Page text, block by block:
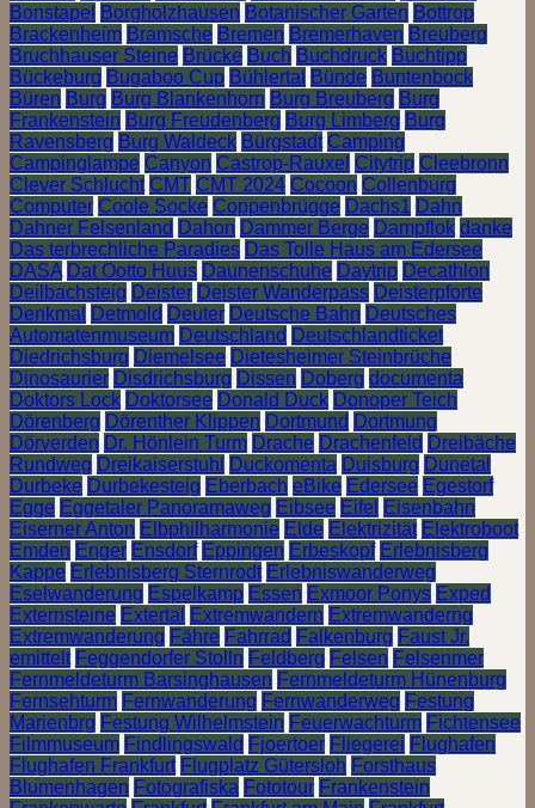
Bonstapel Borgholzhausen Botanischer Garten Bottrop
Brackenheim Bramsche Bremen Bremerhaven Breuberg
Bruchhauser Steine Brücke Buch Buchdruck Buchtipp
Bückeburg Bugaboo Cup Bühlertal Bünde Buntenbock
Büren Burg Burg Blankenhorn Burg Breuberg Burg
Frankenstein Burg Freudenberg Burg Limberg Burg
Ravensberg Burg Waldeck Bürgstadt Camping
Campinglampe Canyon Castrop-Rauxel Citytrip Cleebronn
Clever Schlucht CMT CMT 2024 Cocoon Collenburg
Computer Coole Socke Coppenbrügge Dachs1 Dahn
Dahner Felsenland Dahon Dammer Berge Dampflok danke
Das terbrechliche Paradies Das Tolle Haus am Edersee
DASA Dat Ootto Huus Daunenschuhe Daytrip Decathlon
Deilbachsteig Deister Deister Wanderpass Deisterpforte
Denkmal
Detmold Deuter Deutsche Bahn Deutsches
Automatenmuseum Deutschland Deutschlandticket
Diedrichsburg Diemelsee Dietesheimer Steinbrüche
Dinosaurier Disdrichsburg Dissen Doberg documenta
Doktors Lock Doktorsee Donald Duck Donoper Teich
Dörenberg Dörenther Klippen Dortmund Dortmung
Dörverden Dr. Hönlein Turm Drache Drachenfeld Dreibäche
Rundweg Dreikaiserstuhl Duckomenta Duisburg Dunetal
Durbeke Durbekesteig Eberbach eBike Edersee Egestorf
Egge Eggetaler Panoramaweg Eibsee Eifel Eisenbahn
Eiserner Anton Elbphilharmonie Elde Elektrizität Elektroboot
Emden Enger Ensdorf Eppingen Erbeskopf Erlebnisberg
Kappe Erlebnisberg Sternrodt Erlebniswanderweg
Eselwanderung Espelkamp Essen Exmoor Ponys Exped
Externsteine Extertal Extremwandern Extremwanderng
Extremwanderung Fähre Fahrrad Falkenburg Faust Jr.
emittelt Feggendorfer Stolln Feldberg Felsen Felsenmer
Fernmeldeturm Barsinghausen Fernmeldeturm Hünenburg
Fernsehturm Fernwanderung Fernwanderweg Festung
Marienbrg Festung Wilhelmstein Feuerwachturm Fichtensee
Filmmuseum Findlingswald Fjoertoer Fliegerei Flughafen
Flughafen Frankfurt Flugplatz Gütersloh Forsthaus
Blumenhagen Fotografiska Fototour Frankenstein